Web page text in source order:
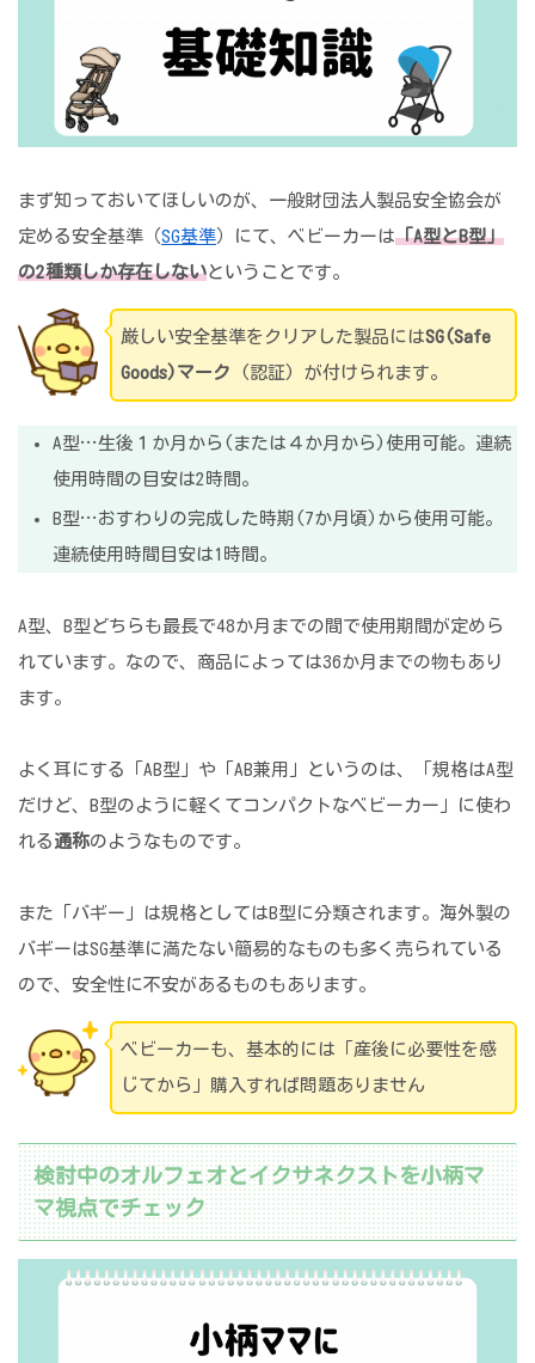
まず知っておいてほしいのが、一般財団法人製品安全協会が
定める安全基準（SG基準）にて、ベビーカーは「A型とB型」
の2種類しか存在しないということです。
厳しい安全基準をクリアした製品にはSG(Safe
Goods)マーク (認証) が付けられます。
A型…生後１か月から(または４か月から)使用可能。連続
使用時間の目安は2時間。
B型…おすわりの完成した時期(7か月頃)から使用可能。
連続使用時間目安は1時間。
A型、B型どちらも最長で48か月までの間で使用期間が定めら
れています。なので、商品によっては36か月までの物もあり
ます。
よく耳にする「AB型」や「AB兼用」というのは、「規格はA型
だけど、B型のように軽くてコンパクトなベビーカー」に使わ
れる 通称のようなものです。
また「バギー」は規格としてはB型に分類されます。海外製の
バギーはSG基準に満たない簡易的なものも多く売られている
ので、安全性に不安があるものもあります。
ベビーカーも、基本的には「産後に必要性を感
じてから」購入すれば問題ありません
検討中のオルフェオとイクサネクストを小柄マ
マ視点でチェック